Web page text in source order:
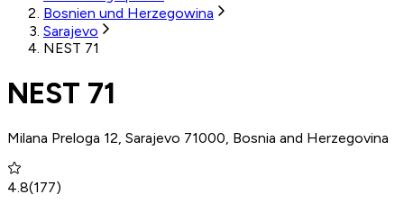
Bosnien und Herzegowina
Sarajevo
NEST 71
NEST 71
Milana Preloga 12, Sarajevo 71000, Bosnia and Herzegovina
4.8(177)